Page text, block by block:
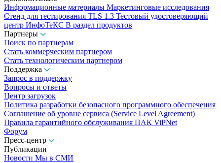
Информационные материалы Маркетинговые исследования
Стенд для тестирования TLS 1.3 Тестовый удостоверяющий
центр ИнфоТеКС В раздел продуктов
Партнеры
Поиск по партнерам
Стать коммерческим партнером
Стать технологическим партнером
Поддержка
Запрос в поддержку
Вопросы и ответы
Центр загрузок
Политика разработки безопасного программного обеспечения
Соглашение об уровне сервиса (Service Level Agreement)
Правила гарантийного обслуживания ПАК ViPNet
Форум
Пресс-центр
Публикации
Новости Мы в СМИ